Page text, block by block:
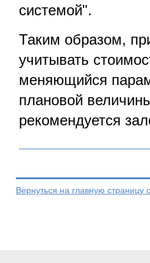
системой".
Таким образом,
учитывать
меняющийся
плановой
рекомендуется
Вернуться на главную страницу